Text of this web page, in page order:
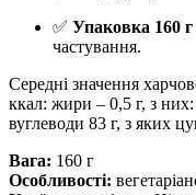
✅ Упаковка 160 г
частування.
Середні значення
ккал: жири – 0,5 г, з
вуглеводи 83 г, з яких
Вага: 160 г
Особливості: